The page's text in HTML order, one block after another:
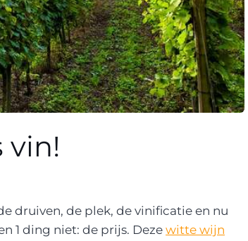
vin!
druiven, de plek, de vinificatie en nu
1 ding niet: de prijs. Deze witte wijn